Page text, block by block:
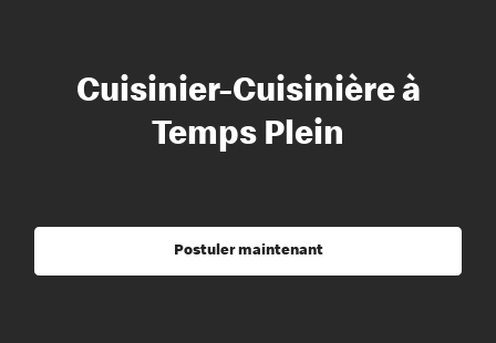
Cuisinier-Cuisinière à
Temps Plein
Postuler maintenant